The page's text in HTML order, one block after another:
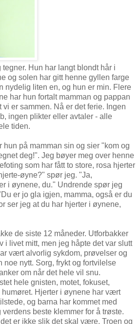
tegner. Hun har langt blondt hår i
og solen har gitt henne gyllen farge
nydelig liten en, og hun er min. Flere
har hun fortalt mamman og pappan
vi er sammen. Nå er det ferie. Ingen
ingen plikter eller avtaler - alle
tiden.
hun på mamman sin og sier "kom og
deg!". Jeg bøyer meg over henne
som har fått to store, rosa hjerter
øyne?" spør jeg. "Ja,
i øynene, du." Undrende spør jeg
er jo gla igjen, mamma, også er du
ser jeg at du har hjerter i øynene,
de siste 12 måneder. Utforbakker
i livet mitt, men jeg håpte det var slutt
vært alvorlig sykdom, prøvelser og
noe nytt. Sorg, frykt og fortvilelse
om når det hele vil snu.
hele gnisten, motet, fokuset,
humøret. Hjerter i øynene har vært
og barna har kommet med
verdens beste klemmer for å trøste.
er ikke slik det skal være. Troen og